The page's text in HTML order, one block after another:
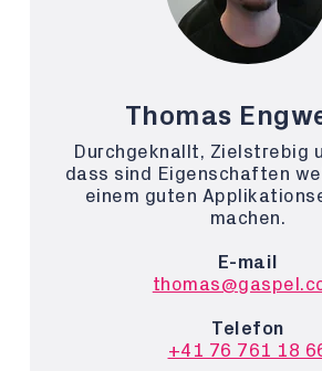
Thomas
Durchgeknallt, Zielstrebig
dass sind Eigenschaften
einem guten
machen.
E-mail
Telefon
+41 76 761 18